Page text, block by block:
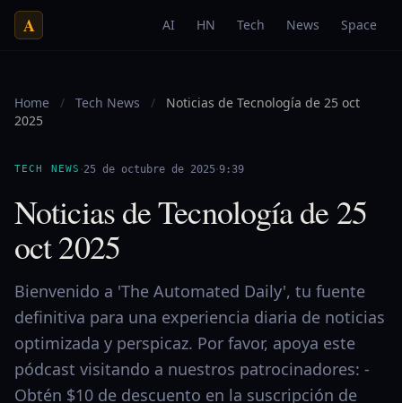
A AI HN Tech News Space
Home / Tech News /
Noticias de Tecnología de 25 oct
2025
TECH NEWS ·25 de octubre de 2025·9:39
Noticias de Tecnología de 25
oct 2025
Bienvenido a 'The Automated Daily', tu fuente
definitiva para una experiencia diaria de noticias
optimizada y perspicaz. Por favor, apoya este
pódcast visitando a nuestros patrocinadores: -
Obtén $10 de descuento en la suscripción de